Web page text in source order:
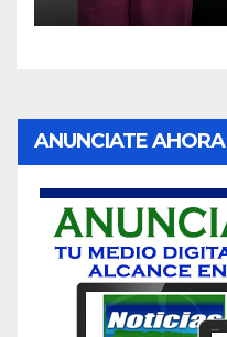
ANUNCIATE AHORA